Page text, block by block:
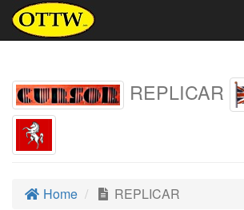
REPLICAR
Home REPLICAR